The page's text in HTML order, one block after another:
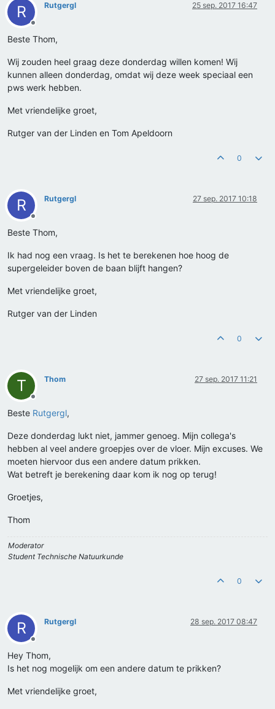
R
Offline
Rutgergl 25 sep. 2017 16:47
Beste Thom,
Wij zouden heel graag deze donderdag willen komen! Wij
kunnen alleen donderdag, omdat wij deze week speciaal een
pws werk hebben.
Met vriendelijke groet,
Rutger van der Linden en Tom Apeldoorn
0
R
Offline
Rutgergl 27 sep. 2017 10:18
Beste Thom,
Ik had nog een vraag. Is het te berekenen hoe hoog de
supergeleider boven de baan blijft hangen?
Met vriendelijke groet,
Rutger van der Linden
0
T
Offline
Thom 27 sep. 2017 11:21
Beste Rutgergl,
Deze donderdag lukt niet, jammer genoeg. Mijn collega's
hebben al veel andere groepjes over de vloer. Mijn excuses. We
moeten hiervoor dus een andere datum prikken.
Wat betreft je berekening daar kom ik nog op terug!
Groetjes,
Thom
Moderator
Student Technische Natuurkunde
0
R
Offline
Rutgergl 28 sep. 2017 08:47
Hey Thom,
Is het nog mogelijk om een andere datum te prikken?
Met vriendelijke groet,